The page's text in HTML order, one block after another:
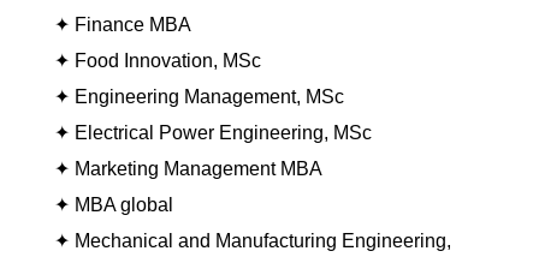
✦ Finance MBA
✦ Food Innovation, MSc
✦ Engineering Management, MSc
✦ Electrical Power Engineering, MSc
✦ Marketing Management MBA
✦ MBA global
✦ Mechanical and Manufacturing Engineering,